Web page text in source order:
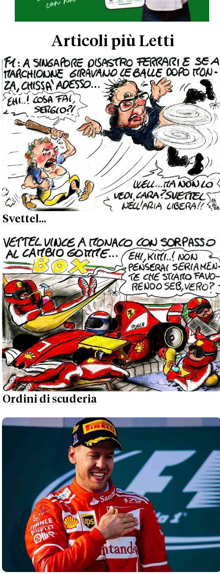
Articoli più Letti
Svettel...
Ordini di scuderia